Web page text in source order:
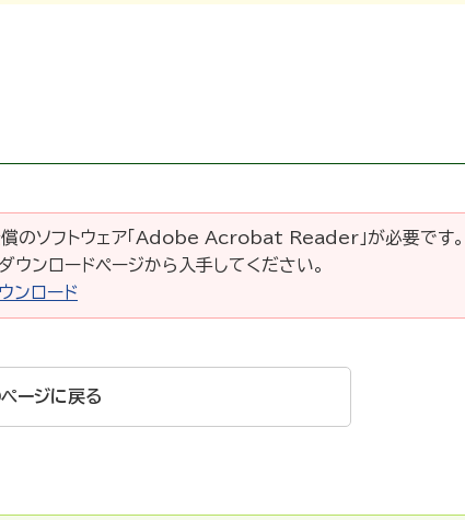
のソフトウェア「Adobe Acrobat Reader」が必要です
ロードページから入手してください。
ロード
ージに戻る